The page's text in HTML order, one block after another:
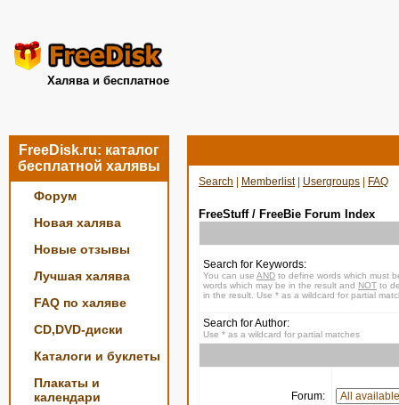
Халява и бесплатное
FreeDisk.ru: каталог
бесплатной халявы
Форум
Новая халява
Новые отзывы
Лучшая халява
FAQ по халяве
CD,DVD-диски
Каталоги и буклеты
Плакаты и
календари
Search Memberlist| Usergroups FAQ
FreeStuff / FreeBie Forum Index
Search for Keywords:
You can use AND to define words which must
words which may be in the result and NOT to
in the result. Use * as a wildcard for partial
Search for Author:
Use * as a wildcard for partial matches
Forum: